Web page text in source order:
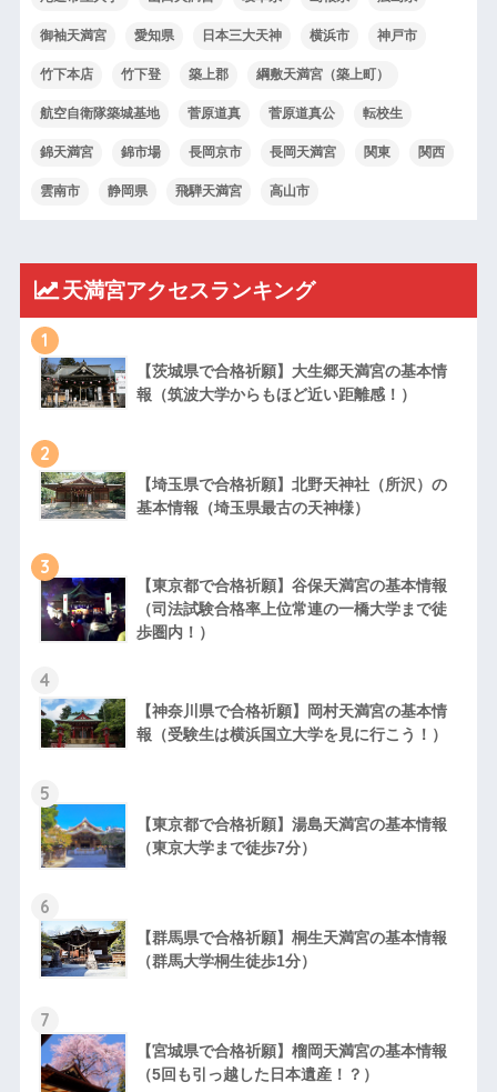
御袖天満宮 愛知県 日本三大天神 横浜市 神戸市
竹下本店 竹下登 築上郡 綱敷天満宮（築上町）
航空自衛隊築城基地 菅原道真 菅原道真公 転校生
錦天満宮 錦市場 長岡京市 長岡天満宮 関東 関西
雲南市 静岡県 飛騨天満宮 高山市
天満宮アクセスランキング
1
【茨城県で合格祈願】大生郷天満宮の基本情
報（筑波大学からもほど近い距離感！）
2
【埼玉県で合格祈願】北野天神社（所沢）の
基本情報（埼玉県最古の天神様）
3
【東京都で合格祈願】谷保天満宮の基本情報
（司法試験合格率上位常連の一橋大学まで徒
歩圏内！）
4
【神奈川県で合格祈願】岡村天満宮の基本情
報（受験生は横浜国立大学を見に行こう！）
5
【東京都で合格祈願】湯島天満宮の基本情報
（東京大学まで徒歩7分）
6
【群馬県で合格祈願】桐生天満宮の基本情報
（群馬大学桐生徒歩1分）
7
【宮城県で合格祈願】榴岡天満宮の基本情報
（5回も引っ越した日本遺産！？）